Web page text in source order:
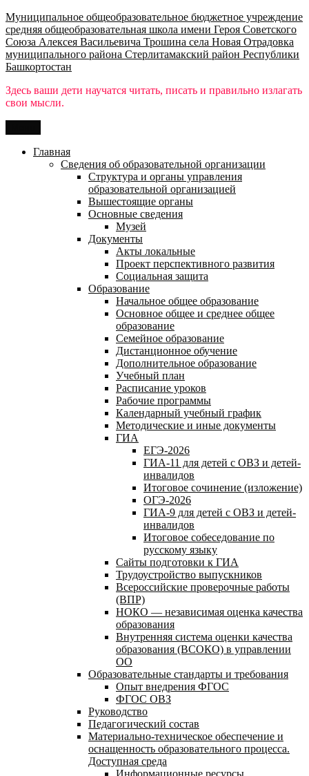
Перейти
к
содержимому
Муниципальное общеобразовательное бюджетное учреждение
средняя общеобразовательная школа имени Героя Советского
Союза Алексея Васильевича Трошина села Новая Отрадовка
муниципального района Стерлитамакский район Республики
Башкортостан
Здесь ваши дети научатся читать, писать и правильно излагать
свои мысли.
Главная
Сведения об образовательной организации
Структура и органы управления
образовательной организацией
Вышестоящие органы
Основные сведения
Музей
Документы
Акты локальные
Проект перспективного развития
Социальная защита
Образование
Начальное общее образование
Основное общее и среднее общее
образование
Семейное образование
Дистанционное обучение
Дополнительное образование
Учебный план
Расписание уроков
Рабочие программы
Календарный учебный график
Методические и иные документы
ГИА
ЕГЭ-2026
ГИА-11 для детей с ОВЗ и детей-
инвалидов
Итоговое сочинение (изложение)
ОГЭ-2026
ГИА-9 для детей с ОВЗ и детей-
инвалидов
Итоговое собеседование по
русскому языку
Сайты подготовки к ГИА
Трудоустройство выпускников
Всероссийские проверочные работы
(ВПР)
НОКО — независимая оценка качества
образования
Внутренняя система оценки качества
образования (ВСОКО) в управлении
ОО
Образовательные стандарты и требования
Опыт внедрения ФГОС
ФГОС ОВЗ
Руководство
Педагогический состав
Материально-техническое обеспечение и
оснащенность образовательного процесса.
Доступная среда
Информационные ресурсы